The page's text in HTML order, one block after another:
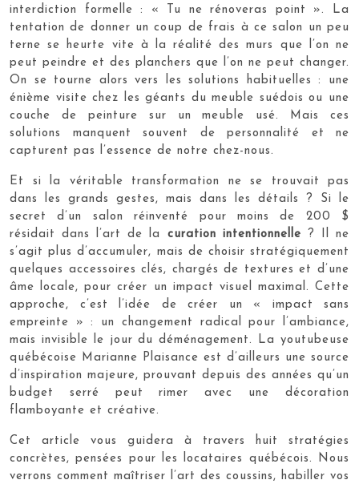
interdiction formelle : « Tu ne rénoveras point ». La
tentation de donner un coup de frais à ce salon un peu
terne se heurte vite à la réalité des murs que l’on ne
peut peindre et des planchers que l’on ne peut changer.
On se tourne alors vers les solutions habituelles : une
énième visite chez les géants du meuble suédois ou une
couche de peinture sur un meuble usé. Mais ces
solutions manquent souvent de personnalité et ne
capturent pas l’essence de notre chez-nous.
Et si la véritable transformation ne se trouvait pas
dans les grands gestes, mais dans les détails ? Si le
secret d’un salon réinventé pour moins de 200 $
résidait dans l’art de la curation intentionnelle ? Il ne
s’agit plus d’accumuler, mais de choisir stratégiquement
quelques accessoires clés, chargés de textures et d’une
âme locale, pour créer un impact visuel maximal. Cette
approche, c’est l’idée de créer un « impact sans
empreinte » : un changement radical pour l’ambiance,
mais invisible le jour du déménagement. La youtubeuse
québécoise Marianne Plaisance est d’ailleurs une source
d’inspiration majeure, prouvant depuis des années qu’un
budget serré peut rimer avec une décoration
flamboyante et créative.
Cet article vous guidera à travers huit stratégies
concrètes, pensées pour les locataires québécois. Nous
verrons comment maîtriser l’art des coussins, habiller vos